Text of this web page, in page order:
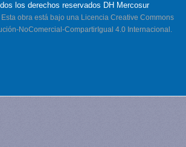
los derechos reservados DH Mercosur
Esta obra está bajo una Licencia Creative Commons
NoComercial-CompartirIgual 4.0 Internacional.